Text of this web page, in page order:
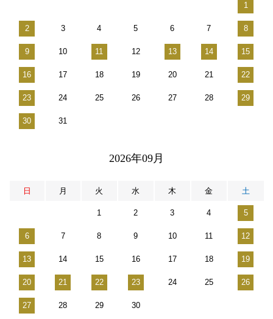
1
2 3 4 5 6 7 8
9 10 11 12 13 14 15
16 17 18 19 20 21 22
23 24 25 26 27 28 29
30 31
2026年09月
日 月 火 水 木 金 土
1 2 3 4 5
6 7 8 9 10 11 12
13 14 15 16 17 18 19
20 21 22 23 24 25 26
27 28 29 30